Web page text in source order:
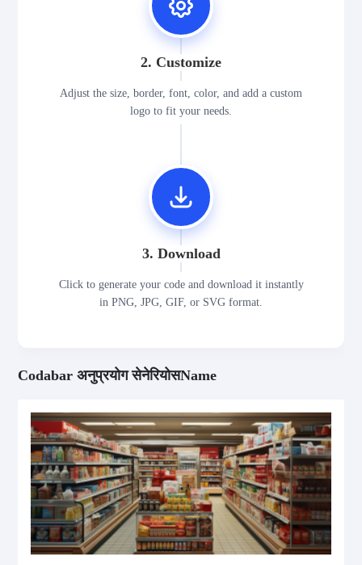
2. Customize
Adjust the size, border, font, color, and add a custom
logo to fit your needs.
3. Download
Click to generate your code and download it instantly
in PNG, JPG, GIF, or SVG format.
Codabar अनुप्रयोग सेनेरियोसName